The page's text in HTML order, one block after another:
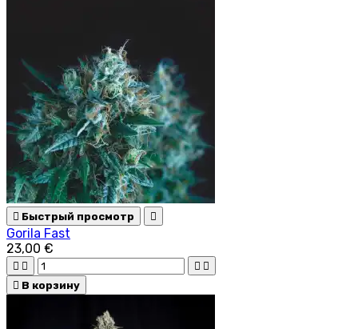
 Быстрый просмотр 
Gorila Fast
23,00 €
   
 В корзину